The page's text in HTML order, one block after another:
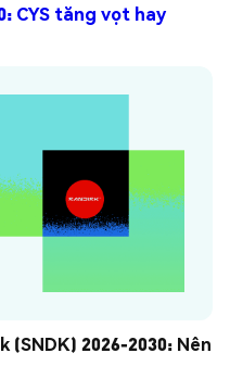
CYS tăng vọt hay
(SNDK) 2026-2030: Nên